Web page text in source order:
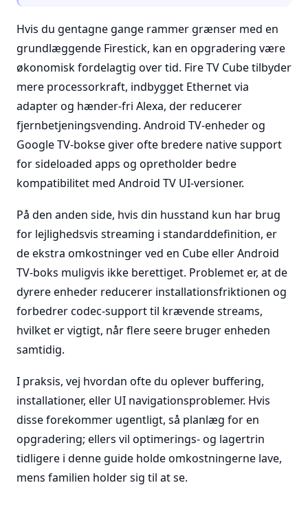
Hvis du gentagne gange rammer grænser med en
grundlæggende Firestick, kan en opgradering være
økonomisk fordelagtig over tid. Fire TV Cube tilbyder
mere processorkraft, indbygget Ethernet via
adapter og hænder-fri Alexa, der reducerer
fjernbetjeningsvending. Android TV-enheder og
Google TV-bokse giver ofte bredere native support
for sideloaded apps og opretholder bedre
kompatibilitet med Android TV UI-versioner.
På den anden side, hvis din husstand kun har brug
for lejlighedsvis streaming i standarddefinition, er
de ekstra omkostninger ved en Cube eller Android
TV-boks muligvis ikke berettiget. Problemet er, at de
dyrere enheder reducerer installationsfriktionen og
forbedrer codec-support til krævende streams,
hvilket er vigtigt, når flere seere bruger enheden
samtidig.
I praksis, vej hvordan ofte du oplever buffering,
installationer, eller UI navigationsproblemer. Hvis
disse forekommer ugentligt, så planlæg for en
opgradering; ellers vil optimerings- og lagertrin
tidligere i denne guide holde omkostningerne lave,
mens familien holder sig til at se.